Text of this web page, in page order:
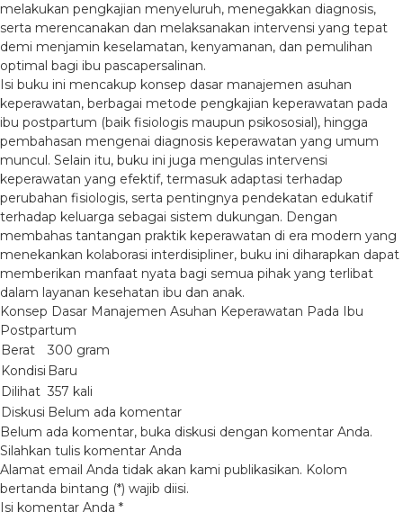
melakukan pengkajian menyeluruh, menegakkan diagnosis,
serta merencanakan dan melaksanakan intervensi yang tepat
demi menjamin keselamatan, kenyamanan, dan pemulihan
optimal bagi ibu pascapersalinan.
Isi buku ini mencakup konsep dasar manajemen asuhan
keperawatan, berbagai metode pengkajian keperawatan pada
ibu postpartum (baik fisiologis maupun psikososial), hingga
pembahasan mengenai diagnosis keperawatan yang umum
muncul. Selain itu, buku ini juga mengulas intervensi
keperawatan yang efektif, termasuk adaptasi terhadap
perubahan fisiologis, serta pentingnya pendekatan edukatif
terhadap keluarga sebagai sistem dukungan. Dengan
membahas tantangan praktik keperawatan di era modern yang
menekankan kolaborasi interdisipliner, buku ini diharapkan dapat
memberikan manfaat nyata bagi semua pihak yang terlibat
dalam layanan kesehatan ibu dan anak.
Konsep Dasar Manajemen Asuhan Keperawatan Pada Ibu
Postpartum
Berat
300 gram
Kondisi Baru
Dilihat 357 kali
Diskusi Belum ada komentar
Belum ada komentar, buka diskusi dengan komentar Anda.
Silahkan tulis komentar Anda
Alamat email Anda tidak akan kami publikasikan. Kolom
bertanda bintang (*) wajib diisi.
Isi komentar Anda *